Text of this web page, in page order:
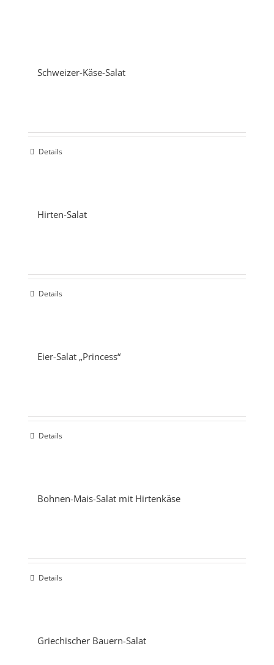
Schweizer-Käse-Salat
Details
Hirten-Salat
Details
Eier-Salat „Princess“
Details
Bohnen-Mais-Salat mit Hirtenkäse
Details
Griechischer Bauern-Salat